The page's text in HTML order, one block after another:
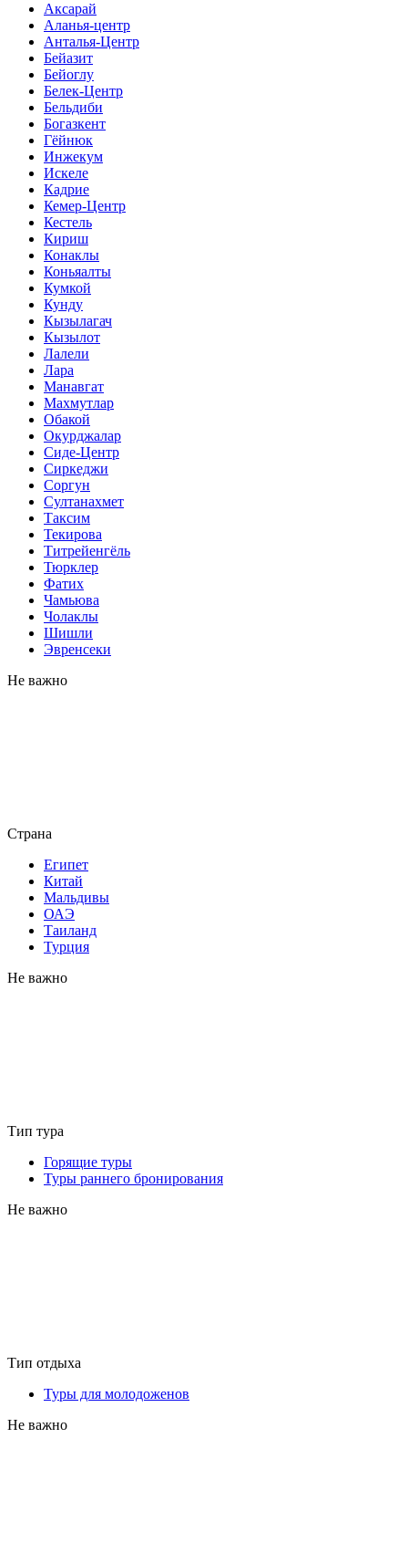
Аксарай
Аланья-центр
Анталья-Центр
Бейазит
Бейоглу
Белек-Центр
Бельдиби
Богазкент
Гёйнюк
Инжекум
Искеле
Кадрие
Кемер-Центр
Кестель
Кириш
Конаклы
Коньяалты
Кумкой
Кунду
Кызылагач
Кызылот
Лалели
Лара
Манавгат
Махмутлар
Обакой
Окурджалар
Сиде-Центр
Сиркеджи
Соргун
Султанахмет
Таксим
Текирова
Титрейенгёль
Тюрклер
Фатих
Чамьюва
Чолаклы
Шишли
Эвренсеки
Не важно
Страна
Египет
Китай
Мальдивы
ОАЭ
Таиланд
Турция
Не важно
Тип тура
Горящие туры
Туры раннего бронирования
Не важно
Тип отдыха
Туры для молодоженов
Не важно